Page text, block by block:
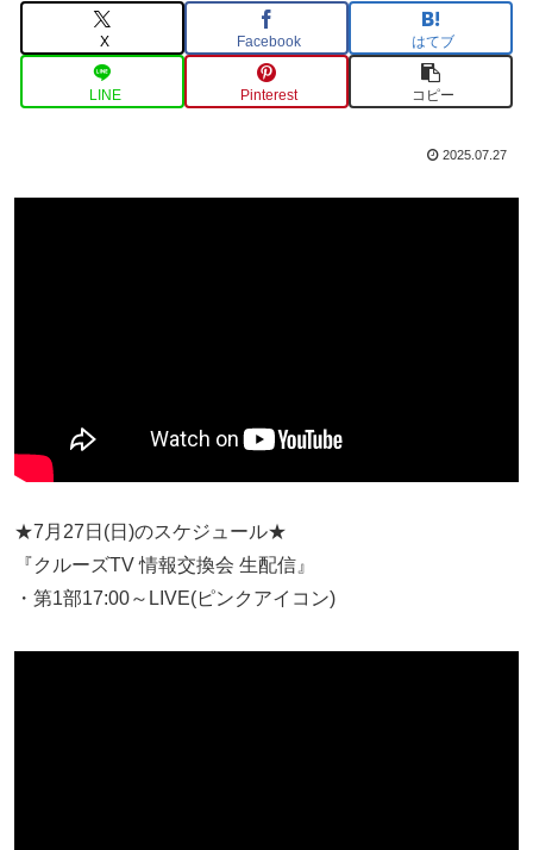
X Facebook はてブ
LINE Pinterest コピー
2025.07.27
★7月27日(日)のスケジュール★
『クルーズTV 情報交換会 生配信』
・第1部17:00～LIVE(ピンクアイコン)